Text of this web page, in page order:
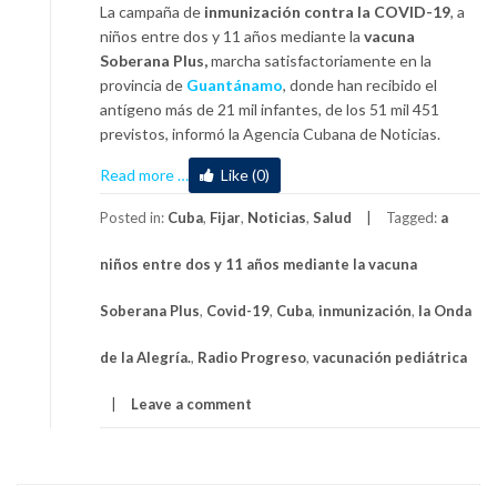
La campaña de inmunización contra la COVID-19, a
niños entre dos y 11 años mediante la vacuna
Soberana Plus,marcha satisfactoriamente en la
provincia de Guantánamo, donde han recibido el
antígeno más de 21 mil infantes, de los 51 mil 451
previstos, informó la Agencia Cubana de Noticias.
Read more
about
Campaña
de
pediátrica
en
… Like (0)
Posted in: Cuba, Fijar, Noticias, Salud Tagged: a
niños entre dos y 11 años mediante la vacuna
Soberana Plus, Covid-19, Cuba, inmunización, la Onda
de la Alegría., Radio Progreso, vacunación pediátrica
Leave a comment